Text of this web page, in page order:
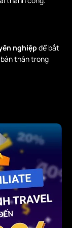
nghiệp để bắt
thân trong